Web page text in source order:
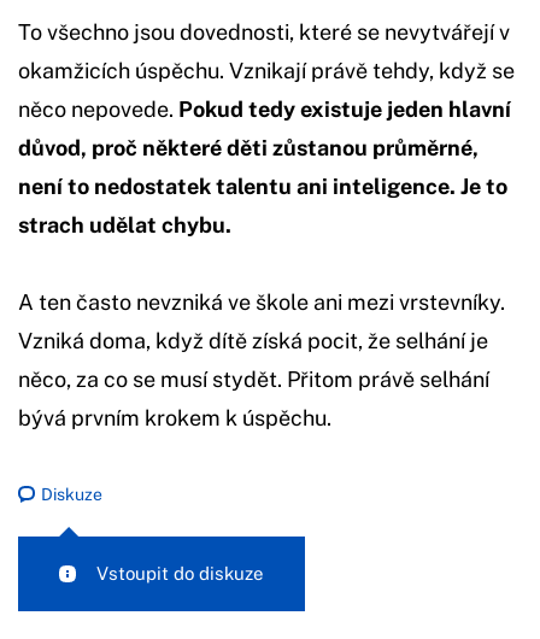
To všechno jsou dovednosti, které se nevytvářejí v
okamžicích úspěchu. Vznikají právě tehdy, když se
něco nepovede. Pokud tedy existuje jeden hlavní
důvod, proč některé děti zůstanou průměrné,
není to nedostatek talentu ani inteligence. Je to
strach udělat chybu.
A ten často nevzniká ve škole ani mezi vrstevníky.
Vzniká doma, když dítě získá pocit, že selhání je
něco, za co se musí stydět. Přitom právě selhání
bývá prvním krokem k úspěchu.
Diskuze
Vstoupit do diskuze